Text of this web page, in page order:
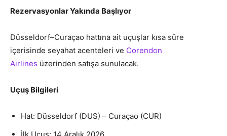
Rezervasyonlar Yakında Başlıyor
Düsseldorf–Curaçao hattına ait uçuşlar kısa süre
içerisinde seyahat acenteleri ve Corendon
Airlines üzerinden satışa sunulacak.
Uçuş Bilgileri
Hat: Düsseldorf (DUS) – Curaçao (CUR)